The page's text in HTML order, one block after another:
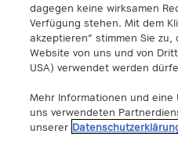
A1 Digital Deutschland GmbH
Kustermannpark
Rosenheimer Strasse 116
D-81669 München
Akenes SA
dagegen keine wirksamen
Verfügung stehen. Mit dem
akzeptieren“ stimmen Sie
Website von uns und von
USA) verwendet werden
Mehr Informationen und eine
uns verwendeten
unserer